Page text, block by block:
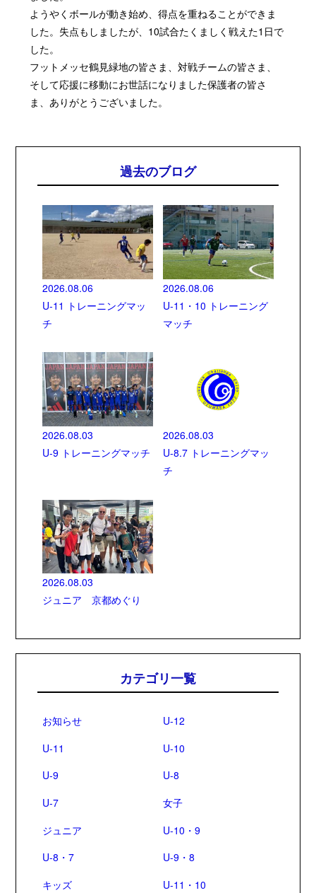
ようやくボールが動き始め、得点を重ねることができま
した。失点もしましたが、10試合たくましく戦えた1日で
した。
フットメッセ鶴見緑地の皆さま、対戦チームの皆さま、
そして応援に移動にお世話になりました保護者の皆さ
ま、ありがとうございました。
過去のブログ
2026.08.06
U-11 トレーニングマッ
チ
2026.08.06
U-11・10 トレーニング
マッチ
2026.08.03
U-9 トレーニングマッチ
2026.08.03
U-8.7 トレーニングマッ
チ
2026.08.03
ジュニア 京都めぐり
カテゴリ一覧
お知らせ
U-12
U-11
U-10
U-9
U-8
U-7
女子
ジュニア
U-10・9
U-8・7
U-9・8
キッズ
U-11・10